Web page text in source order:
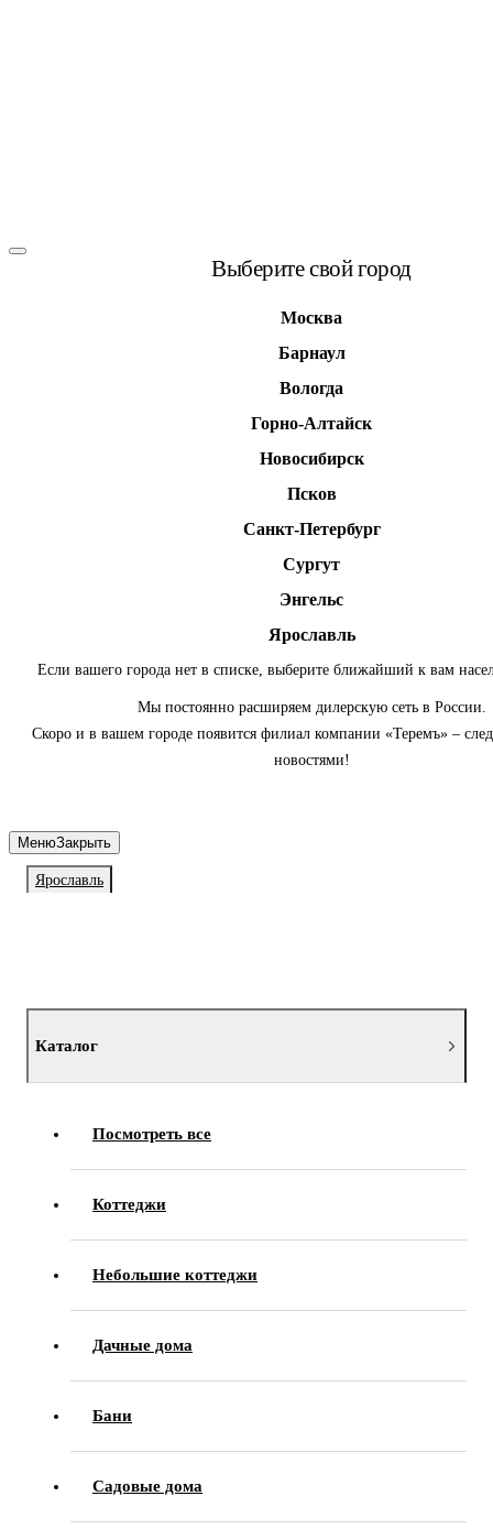
Выберите свой город
Москва
Барнаул
Вологда
Горно-Алтайск
Новосибирск
Псков
Санкт-Петербург
Сургут
Энгельс
Ярославль
Если вашего города нет в списке, выберите ближайший к вам
Мы постоянно расширяем дилерскую сеть в России.
Скоро и в вашем городе появится филиал компании «Теремъ» –
новостями!
Ярославль
МенюЗакрыть
Каталог
Посмотреть все
Коттеджи
Небольшие коттеджи
Дачные дома
Бани
Садовые дома